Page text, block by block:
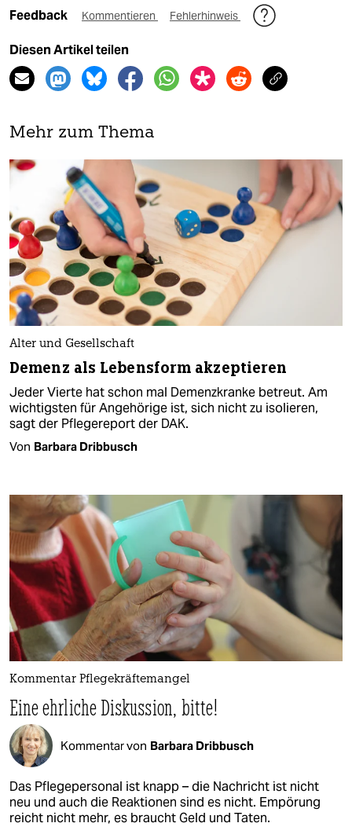
Feedback Kommentieren Fehlerhinweis
Diesen Artikel teilen
Mehr zum Thema
Alter und Gesellschaft
Demenz als Lebensform akzeptieren
Jeder Vierte hat schon mal Demenzkranke betreut. Am
wichtigsten für Angehörige ist, sich nicht zu isolieren,
sagt der Pflegereport der DAK.
Von Barbara Dribbusch
Kommentar Pflegekräftemangel
Eine ehrliche Diskussion, bitte!
Kommentar von Barbara Dribbusch
Das Pflegepersonal ist knapp – die Nachricht ist nicht
neu und auch die Reaktionen sind es nicht. Empörung
reicht nicht mehr, es braucht Geld und Taten.